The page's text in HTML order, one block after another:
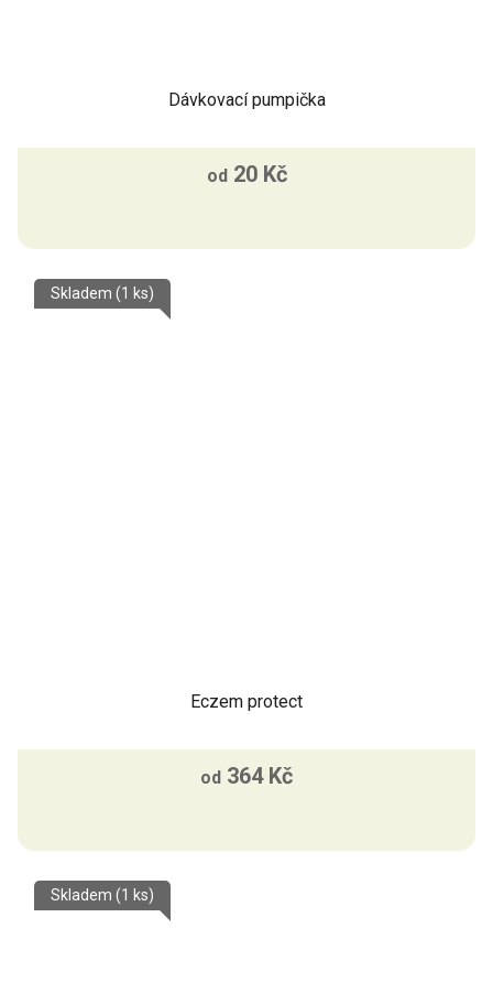
Dávkovací pumpička
od20 Kč
Eczem protect
Skladem (1 ks)
od 364 Kč
Skladem (1 ks)